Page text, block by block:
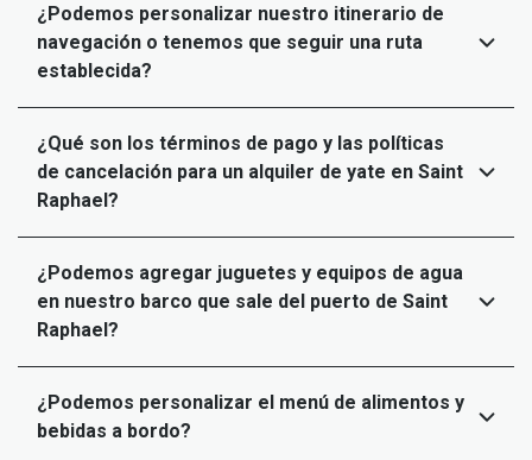
¿Podemos personalizar nuestro itinerario de
navegación o tenemos que seguir una ruta
establecida?
¿Qué son los términos de pago y las políticas
de cancelación para un alquiler de yate en Saint
Raphael?
¿Podemos agregar juguetes y equipos de agua
en nuestro barco que sale del puerto de Saint
Raphael?
¿Podemos personalizar el menú de alimentos y
bebidas a bordo?